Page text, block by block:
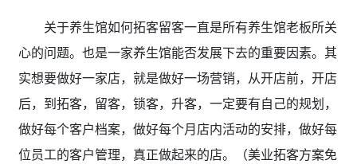
关于养生馆如何拓客留客一直是所有养生馆老板所关
心的问题。也是一家养生馆能否发展下去的重要因素。其
实想要做好一家店，就是做好一场营销，从开店前，开店
后，到拓客，留客，锁客，升客，一定要有自己的规划，
做好每个客户档案，做好每个月店内活动的安排，做好每
位员工的客户管理，真正做起来的店。（美业拓客方案免